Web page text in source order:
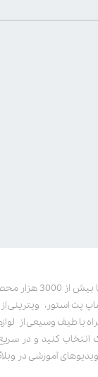
پت استور به عنوان یکی از قدیمی‌ترین پت
پت استور، ویترینی
با طیف وسیعی از
انتخاب کنید و در
آموزشی در